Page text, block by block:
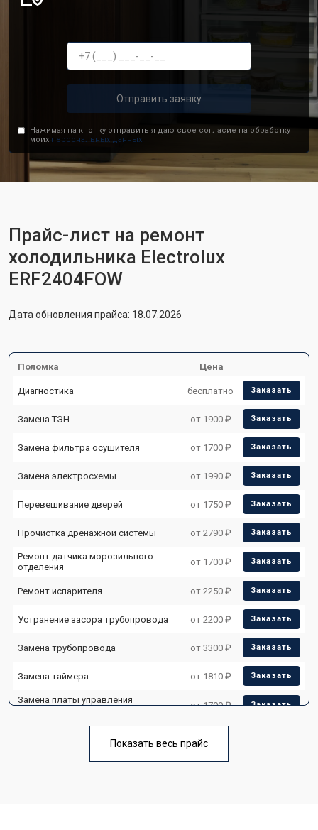
Отправить заявку
Нажимая на кнопку отправить я даю свое согласие на обработку
моих персональных данных.
Прайс-лист на ремонт
холодильника Electrolux
ERF2404FOW
Дата обновления прайса: 18.07.2026
Поломка Цена
Диагностика бесплатно Заказать
Замена ТЭН от 1900 ₽ Заказать
Замена фильтра осушителя от 1700 ₽ Заказать
Замена электросхемы от 1990 ₽ Заказать
Перевешивание дверей от 1750 ₽ Заказать
Прочистка дренажной системы от 2790 ₽ Заказать
Ремонт датчика морозильного
отделения
от 1700 ₽ Заказать
Ремонт испарителя от 2250 ₽ Заказать
Устранение засора трубопровода от 2200 ₽ Заказать
Замена трубопровода от 3300 ₽ Заказать
Замена таймера от 1810 ₽ Заказать
Замена платы управления
от 1700 ₽ Заказать
Ремонт/замена датчика
Замена термостата от 1700 ₽
Показать весь прайс